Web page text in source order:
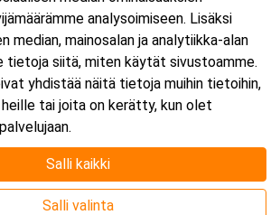
kalenteriisi
analysoimiseen. Lisäksi
median, mainosalan ja analytiikka-alan
tietoja siitä, miten käytät sivustoamme.
yhdistää näitä tietoja muihin tietoihin,
tai joita on kerätty, kun olet
Salli kaikki
Salli valinta